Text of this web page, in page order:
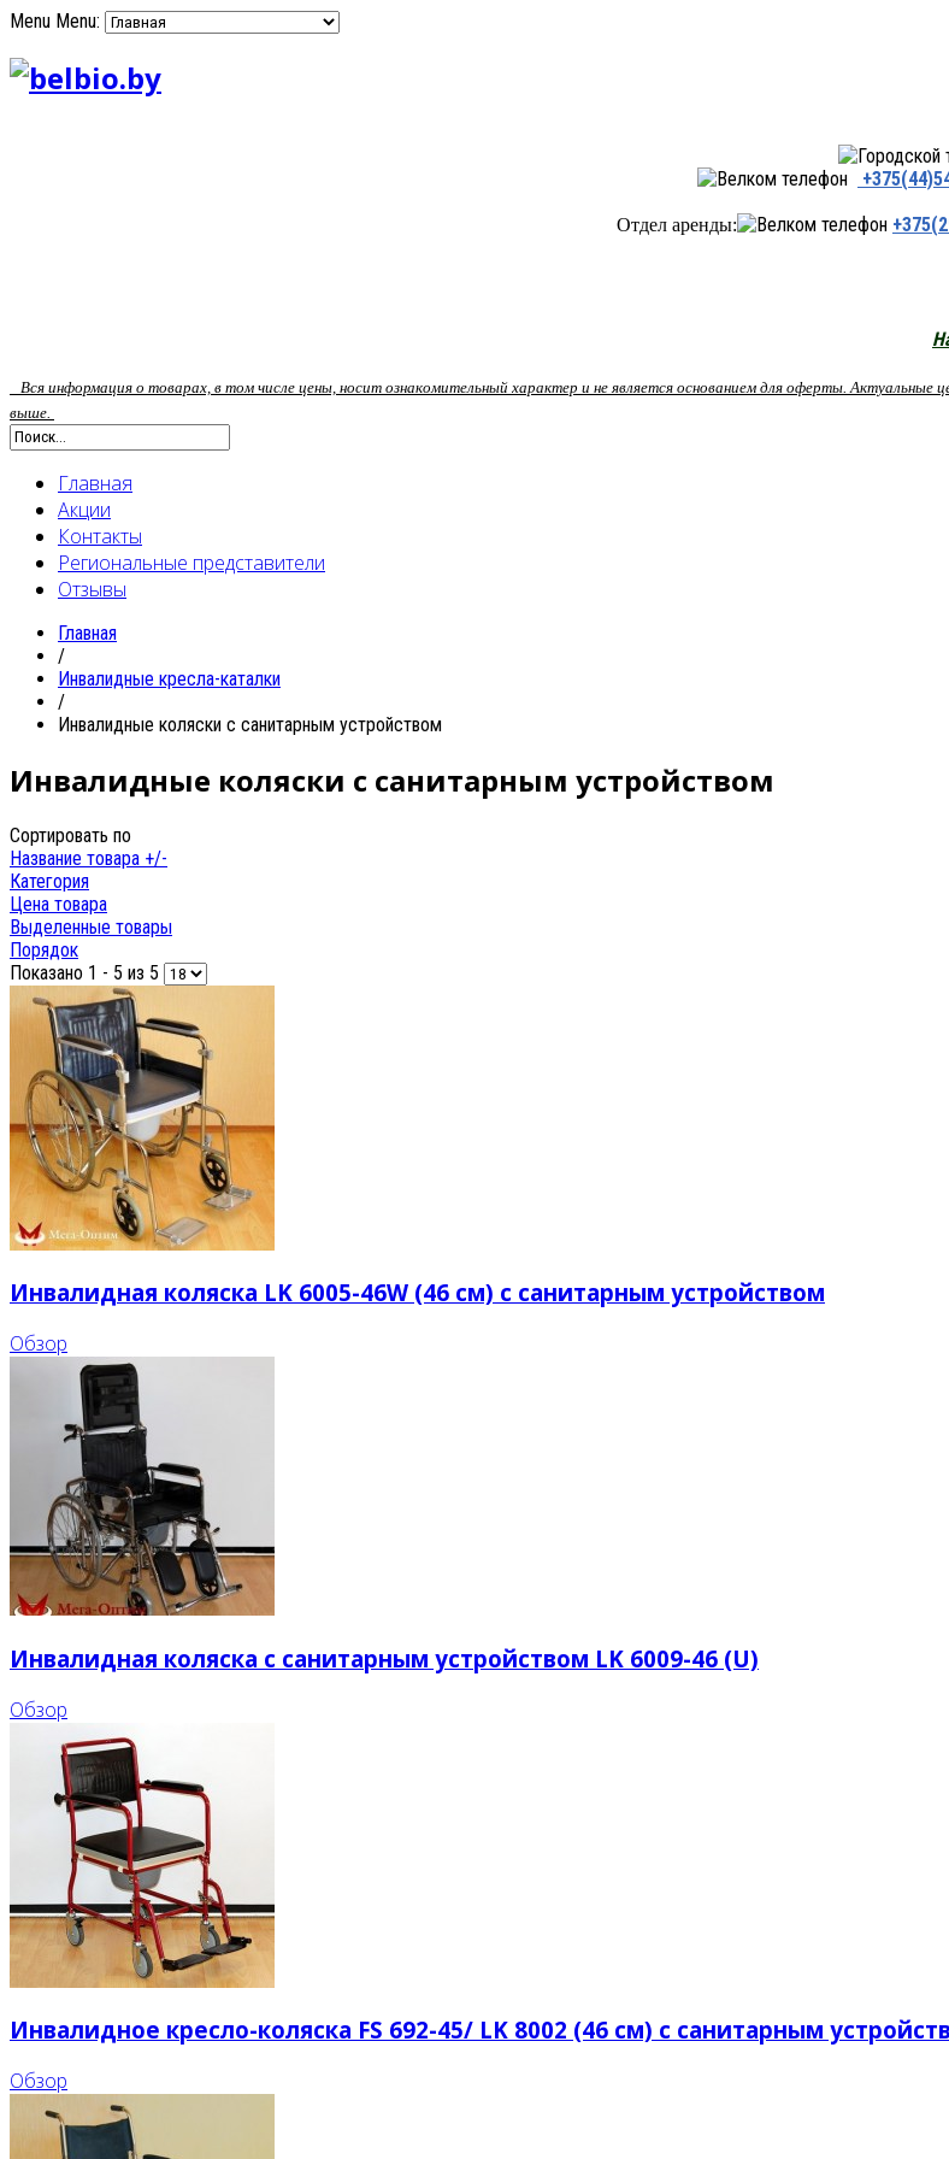
Menu Menu:
Минск
Отдел аренды:
Вся информация о товарах, в том числе цены, носит ознакомительный характер и не является основанием для оферты.
выше.
Главная
Акции
Контакты
Региональные представители
Отзывы
Главная
/
Инвалидные кресла-каталки
/
Инвалидные коляски с санитарным устройством
Инвалидные коляски с санитарным устройством
Сортировать по
Название товара +/-
Категория
Цена товара
Выделенные товары
Порядок
Показано 1 - 5 из 5
Инвалидная коляска LK 6005-46W (46 см) с санитарным устройством
Обзор
Инвалидная коляска с санитарным устройством LK 6009-46 (U)
Обзор
Инвалидное кресло-коляска FS 692-45/ LK 8002 (46 см) с санитарным
Обзор